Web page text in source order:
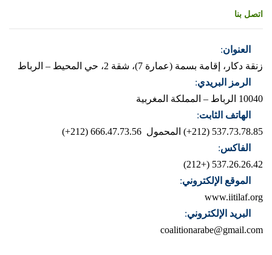
اتصل بنا
العنوان:
زنقة دكار، إقامة بسمة (عمارة 7)، شقة 2، حي المحيط – الرباط
الرمز البريدي:
10040 الرباط – المملكة المغربية
الهاتف الثابت:
537.73.78.85 (212+)
المحمول 666.47.73.56 (212+)
الفاكس:
537.26.26.42 (+212)
الموقع الإلكتروني:
www.iitilaf.org
البريد الإلكتروني:
coalitionarabe@gmail.com